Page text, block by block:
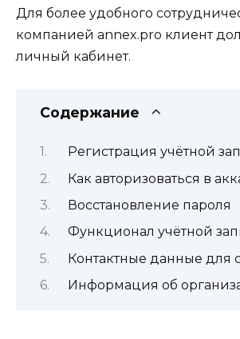
Для более удобного
компанией annex.pro клиент
личный кабинет.
Содержание
Регистрация учётной
Как авторизоваться в
Восстановление пароля
Функционал учётной
Контактные данные для
Информация об